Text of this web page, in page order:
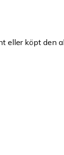
eller köpt den